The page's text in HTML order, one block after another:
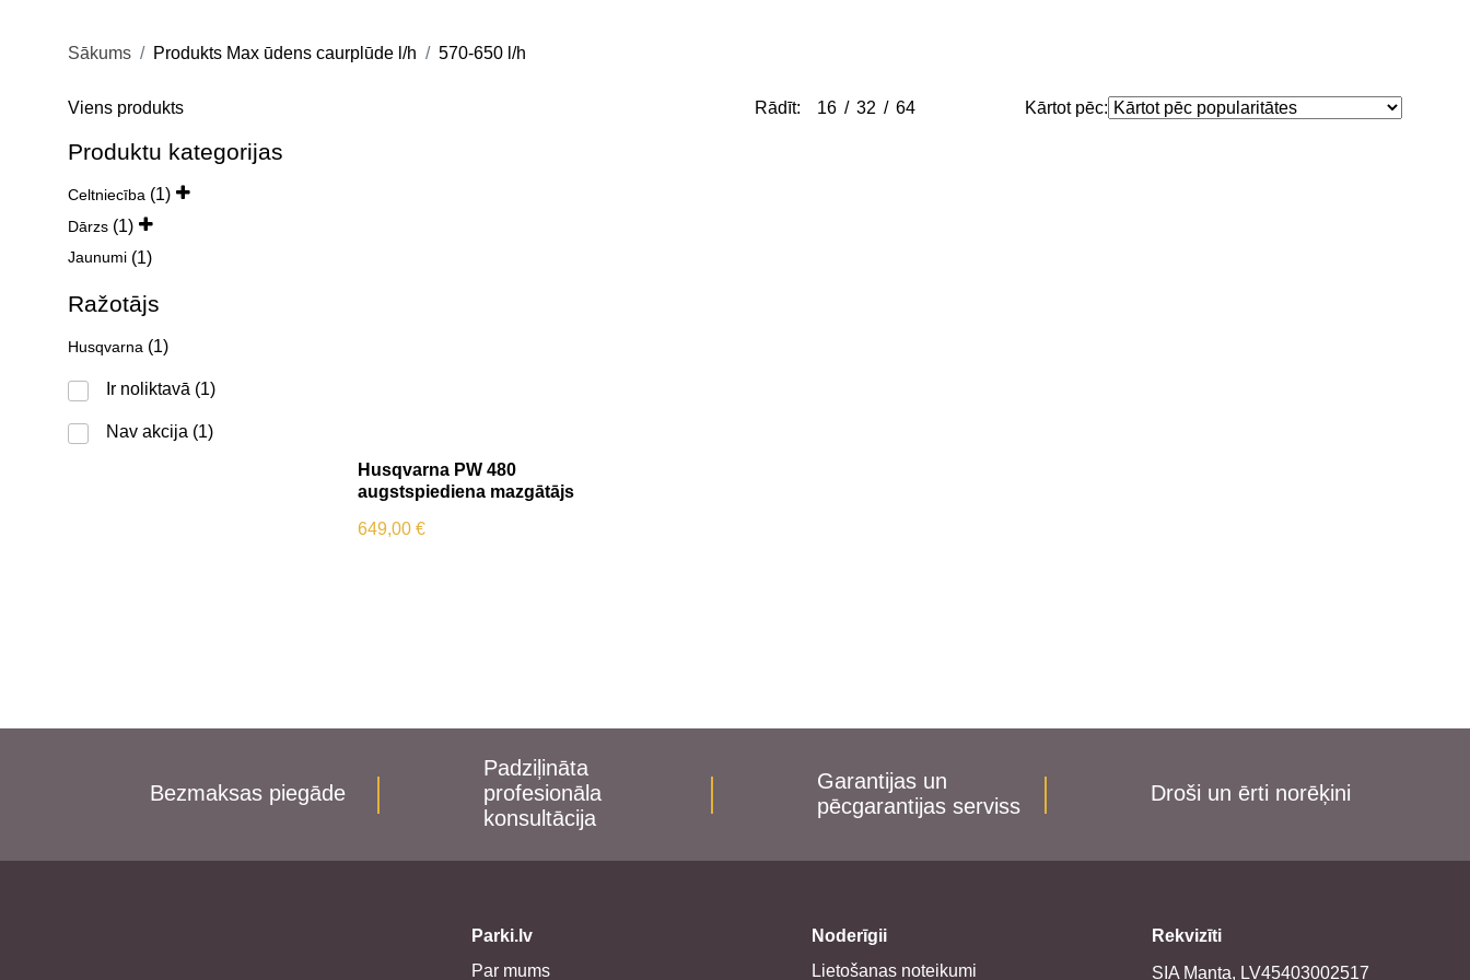
Sākums Produkts Max ūdens caurplūde l/h 570-650 l/h
Viens produkts Rādīt: 16 32 64 Kārtot pēc:
Produktu kategorijas
Celtniecība (1)
Dārzs (1)
Jaunumi (1)
Ražotājs
Husqvarna (1)
Ir noliktavā (1)
Nav akcija (1)
Husqvarna PW 480
augstspiediena mazgātājs
649,00 €
Bezmaksas piegāde
Padziļināta
profesionāla
konsultācija
Garantijas un
pēcgarantijas serviss
Droši un ērti norēķini
Parki.lv
Par mums
Noderīgii
Lietošanas noteikumi
Rekvizīti
SIA Manta, LV45403002517